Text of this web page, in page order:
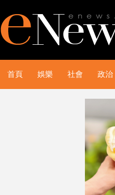
首頁 娛樂 社會 政治